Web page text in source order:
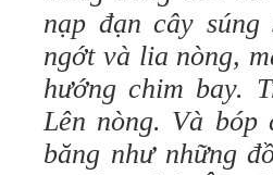
nạp đạn cây súng
ngớt và lia nòng,
hướng chim bay.
Lên nòng. Và bóp
băng như những